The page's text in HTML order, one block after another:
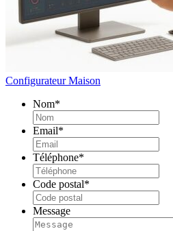
Configurateur Maison
Nom*
Email*
Téléphone*
Code postal*
Message